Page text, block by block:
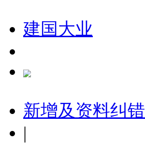
建国大业
新增及资料纠错
|